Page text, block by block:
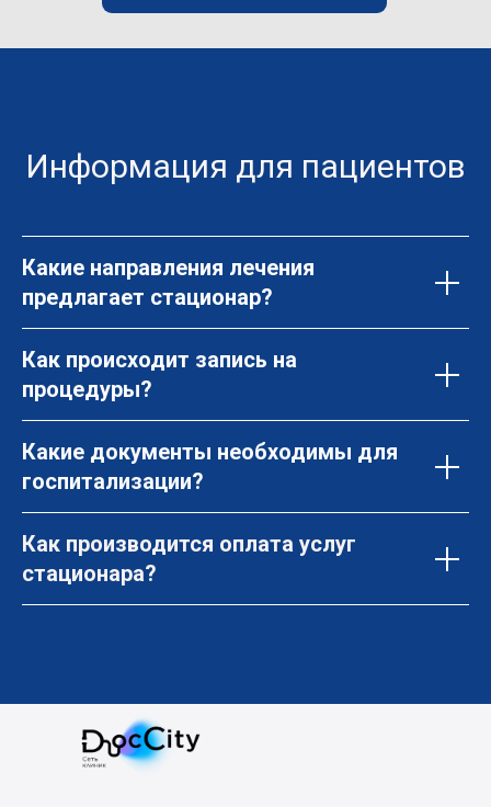
Информация для пациентов
Какие направления лечения
предлагает стационар?
Как происходит запись на
процедуры?
Какие документы необходимы для
госпитализации?
Как производится оплата услуг
стационара?